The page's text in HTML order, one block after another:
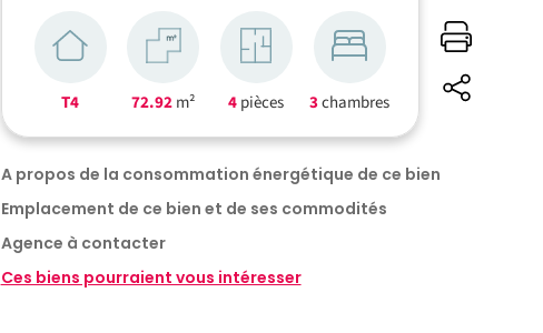
T4 72.92m² 4pièces 3chambres
A propos de la consommation énergétique de ce bien
Emplacement de ce bien et de ses commodités
Agence à contacter
Ces biens pourraient vous intéresser